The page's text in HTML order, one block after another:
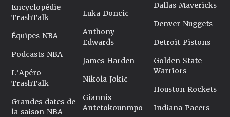
Encyclopédie
TrashTalk
Équipes NBA
Podcasts NBA
L'Apéro
TrashTalk
Grandes dates de
la saison NBA
Luka Doncic
Anthony
Edwards
James Harden
Nikola Jokic
Giannis
Antetokounmpo
Dallas Mavericks
Denver Nuggets
Detroit Pistons
Golden State
Warriors
Houston Rockets
Indiana Pacers